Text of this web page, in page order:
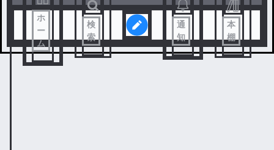
ホ
ー
ム
検
索
通
知
本
棚